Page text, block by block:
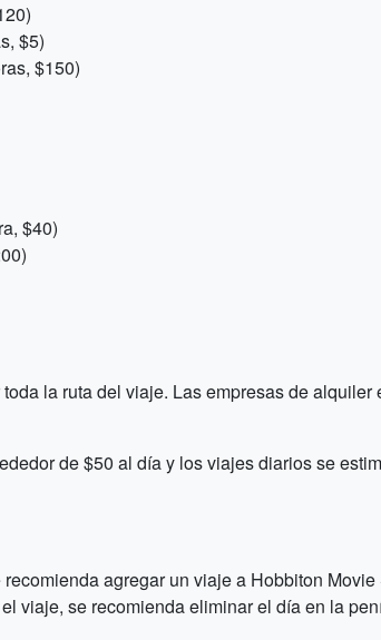
$5)
$150)
$40)
la ruta del viaje. Las empresas de
de $50 al día y los viajes diarios se
agregar un viaje a Hobbiton
viaje, se recomienda eliminar el día en la